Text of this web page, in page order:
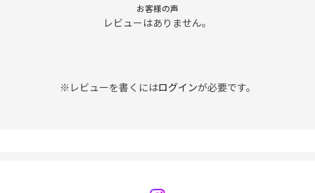
お客様の声
レビューはありません。
※レビューを書くにはログインが必要です。